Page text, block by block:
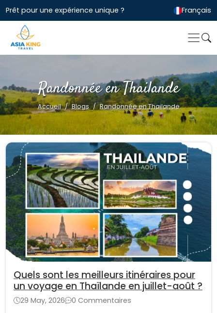
Prêt pour une expérience unique ? Français
Randonnée en Thailande
Accueil Blogs Randonnée en Thailande
Quels sont les meilleurs itinéraires pour
un voyage en Thaïlande en juillet-août ?
29 May, 2026
0 Commentaires